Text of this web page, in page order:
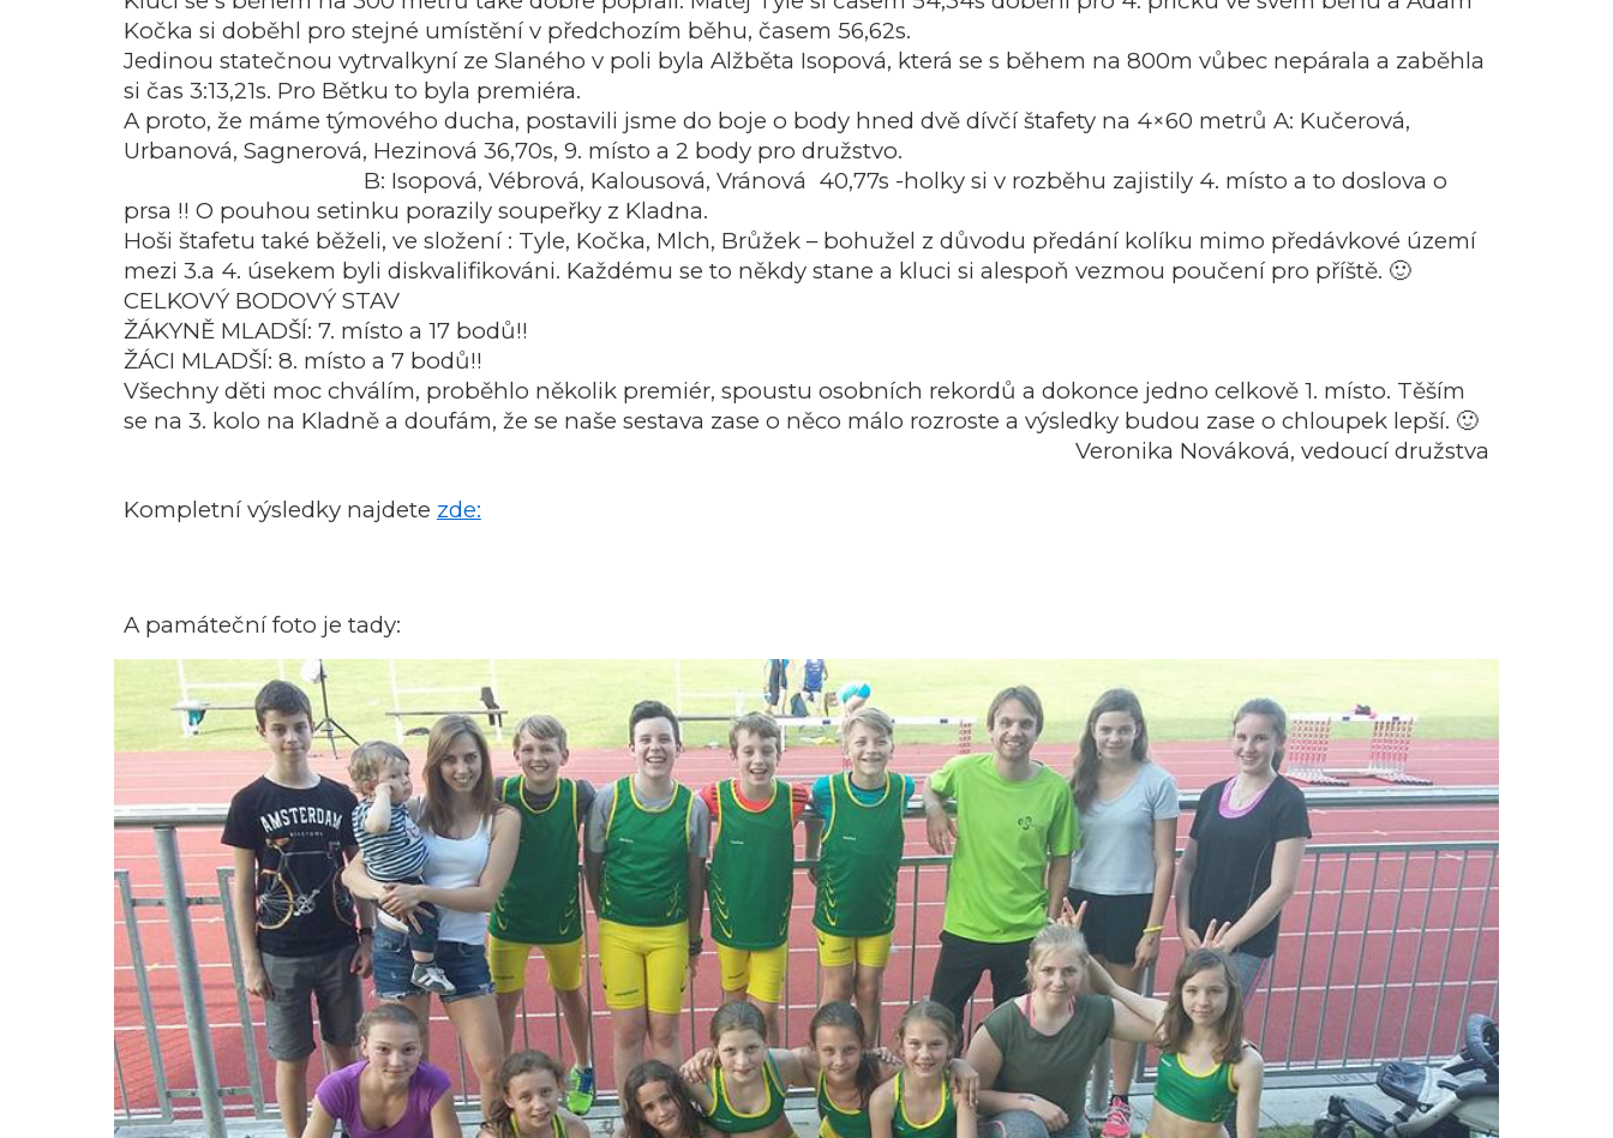
Kočka si doběhl pro stejné umístění v předchozím běhu, časem 56,62s.
Jedinou statečnou vytrvalkyní ze Slaného v poli byla Alžběta Isopová, která se s během na 800m vůbec nepárala a zaběhla
si čas 3:13,21s. Pro Bětku to byla premiéra.
A proto, že máme týmového ducha, postavili jsme do boje o body hned dvě dívčí štafety na 4×60 metrů A: Kučerová,
Urbanová, Sagnerová, Hezinová 36,70s, 9. místo a 2 body pro družstvo.
B: Isopová, Vébrová, Kalousová, Vránová 40,77s -holky si v rozběhu zajistily 4. místo a to doslova o
prsa !! O pouhou setinku porazily soupeřky z Kladna.
Hoši štafetu také běželi, ve složení : Tyle, Kočka, Mlch, Brůžek – bohužel z důvodu předání kolíku mimo předávkové území
mezi 3.a 4. úsekem byli diskvalifikováni. Každému se to někdy stane a kluci si alespoň vezmou poučení pro příště. 🙂
CELKOVÝ BODOVÝ STAV
ŽÁKYNĚ MLADŠÍ: 7. místo a 17 bodů!!
ŽÁCI MLADŠÍ: 8. místo a 7 bodů!!
Všechny děti moc chválím, proběhlo několik premiér, spoustu osobních rekordů a dokonce jedno celkově 1. místo. Těším
se na 3. kolo na Kladně a doufám, že se naše sestava zase o něco málo rozroste a výsledky budou zase o chloupek lepší. 🙂
Veronika Nováková, vedoucí družstva
Kompletní výsledky najdete zde:
A památeční foto je tady: